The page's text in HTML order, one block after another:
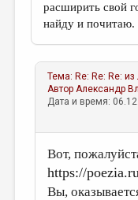
расширить свой
найду и
Тема: Re: Re: Re:
АвторАлександр
Дата и время:
Вот,
https://
Вы,